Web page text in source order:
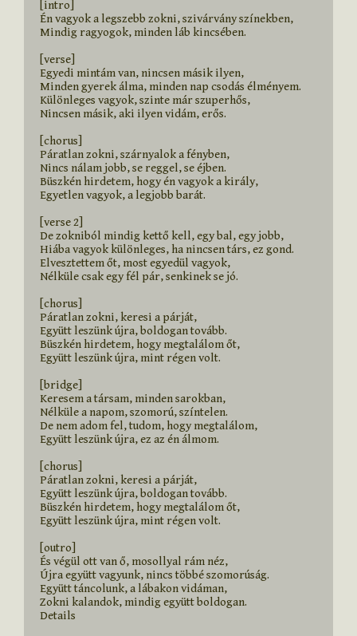
[intro]
Én vagyok a legszebb zokni, szivárvány színekben,
Mindig ragyogok, minden láb kincsében.
[verse]
Egyedi mintám van, nincsen másik ilyen,
Minden gyerek álma, minden nap csodás élményem.
Különleges vagyok, szinte már szuperhős,
Nincsen másik, aki ilyen vidám, erős.
[chorus]
Páratlan zokni, szárnyalok a fényben,
Nincs nálam jobb, se reggel, se éjben.
Büszkén hirdetem, hogy én vagyok a király,
Egyetlen vagyok, a legjobb barát.
[verse 2]
De zokniból mindig kettő kell, egy bal, egy jobb,
Hiába vagyok különleges, ha nincsen társ, ez gond.
Elvesztettem őt, most egyedül vagyok,
Nélküle csak egy fél pár, senkinek se jó.
[chorus]
Páratlan zokni, keresi a párját,
Együtt leszünk újra, boldogan tovább.
Büszkén hirdetem, hogy megtalálom őt,
Együtt leszünk újra, mint régen volt.
[bridge]
Keresem a társam, minden sarokban,
Nélküle a napom, szomorú, színtelen.
De nem adom fel, tudom, hogy megtalálom,
Együtt leszünk újra, ez az én álmom.
[chorus]
Páratlan zokni, keresi a párját,
Együtt leszünk újra, boldogan tovább.
Büszkén hirdetem, hogy megtalálom őt,
Együtt leszünk újra, mint régen volt.
[outro]
És végül ott van ő, mosollyal rám néz,
Újra együtt vagyunk, nincs többé szomorúság.
Együtt táncolunk, a lábakon vidáman,
Zokni kalandok, mindig együtt boldogan.
Details